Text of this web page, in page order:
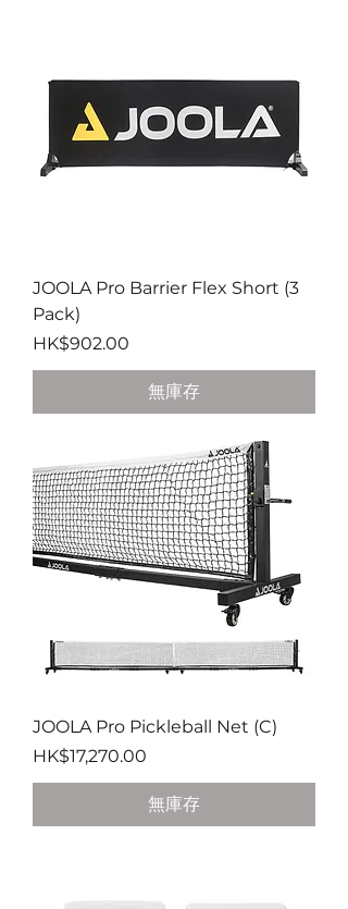
JOOLA Pro Barrier Flex Short (3
Pack)
價格
HK$902.00
無庫存
JOOLA Pro Pickleball Net (C)
價格
HK$17,270.00
無庫存